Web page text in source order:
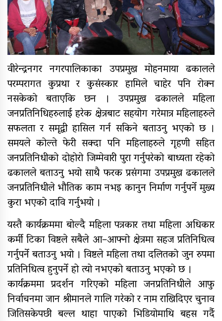
वीरेन्द्रनगर नगरपालिकाका उपप्रमुख मोहनमाया ढकालले
परम्परागत कुप्रथा र कुसंस्कार हामिले चाहेर पनि रोक्न
नसकेको बताएकि छन । उपप्रमुख ढकालले महिला
जनप्रतिनिधिहरुलाई हरेक क्षेत्रबाट सहयोग गरेमात्र महिलाहरुले
सफलता र समृद्वी हासिल गर्न सकिने बताउनु भएको छ ।
समयले कोल्ते फेरी सक्दा पनि महिलाहरुले गृहणी सहित
जनप्रतिनिधीको दोहोरो जिम्मेवारी पुरा गर्नुपरेको बाध्यता रहेको
ढकालले बताउनु भयो साथै फरक प्रसंगमा उपप्रमुख ढकालले
जनप्रतिनिधीले भौतिक काम नभइ कानुन निर्माण गर्नुपर्ने मुख्य
कुरा भएको दावि गर्नुभयो ।
यस्तै कार्यक्रममा बोल्दै महिला पत्रकार तथा महिला अधिकार
कर्मी टिका विष्टले सबैले आ–आफ्नो क्षेत्रमा सहज प्रतिनिधित्व
गर्नुपर्ने बताउनु भयो । विष्टले महिला तथा दलितको जुन रुपमा
प्रतिनिधित्व हुनुपर्ने हो त्यो नभएको बताउनु भएको छ ।
कार्यक्रममा प्रदर्शन गरिएको महिला जनप्रतिनिधीले आफु
निर्वाचनमा जान श्रीमानले गालि गरेको र नाम राखिदिएर चुनाव
जितिसकेपछी बल्ल थाहा पाएको भिडियोमाथि बहस गर्दै